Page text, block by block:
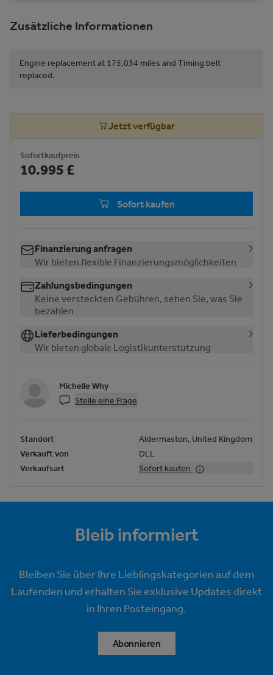
Zusätzliche Informationen
Engine replacement at 175,034 miles and Timing belt
replaced.
Jetzt verfügbar
Sofortkaufpreis
10.995 £
Sofort kaufen
Finanzierung anfragen
Wir bieten flexible Finanzierungsmöglichkeiten
Zahlungsbedingungen
Keine versteckten Gebühren, sehen Sie, was Sie
bezahlen
Lieferbedingungen
Wir bieten globale Logistikunterstützung
Michelle Why
Stelle eine Frage
Standort
Aldermaston, United Kingdom
Verkauft von
DLL
Verkaufsart
Sofort kaufen
Bleib informiert
Bleiben Sie über Ihre Lieblingskategorien auf dem
Laufenden und erhalten Sie exklusive Updates direkt
in Ihren Posteingang.
Abonnieren